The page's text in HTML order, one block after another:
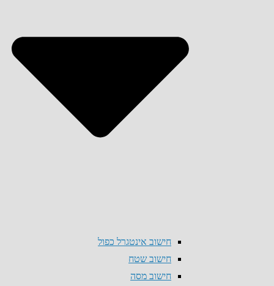
חישוב אינטגרל כפול
חישוב שטח
חישוב מסה